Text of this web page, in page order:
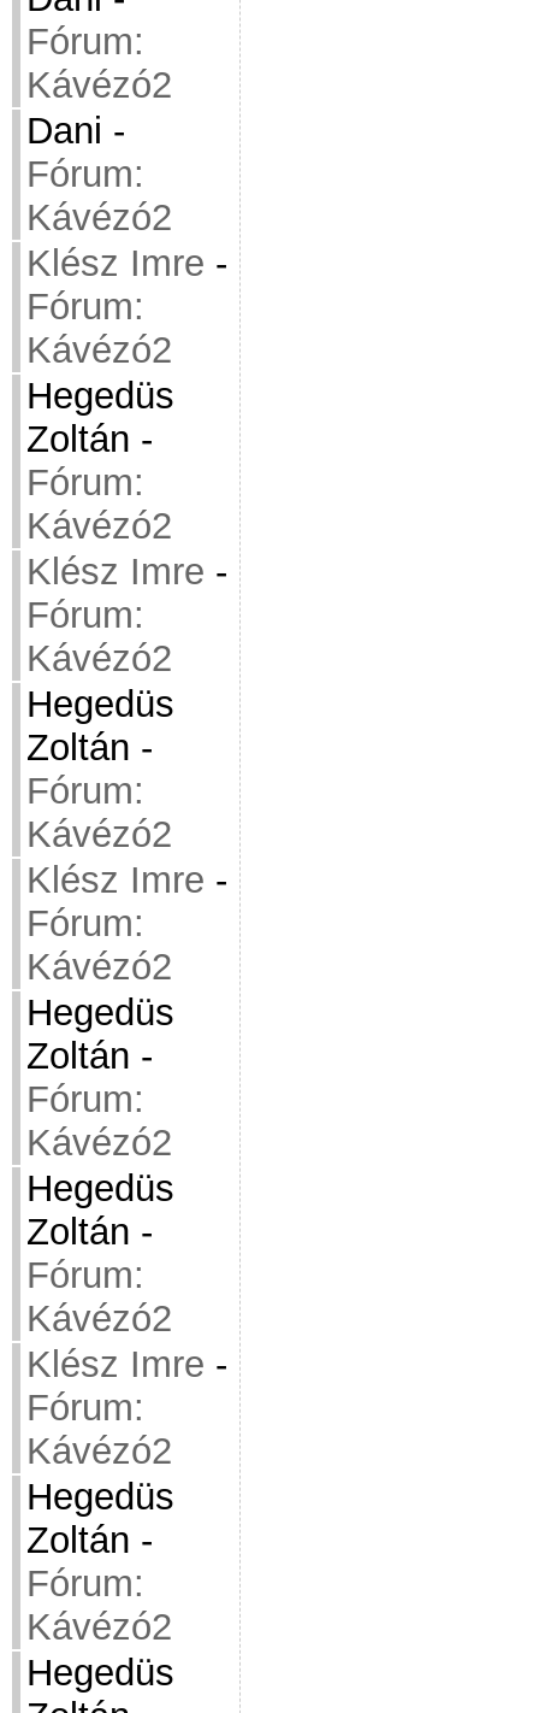
Fórum:
Kávézó2
Dani -
Fórum:
Kávézó2
Klész Imre -
Fórum:
Kávézó2
Hegedüs
Zoltán -
Fórum:
Kávézó2
Klész Imre -
Fórum:
Kávézó2
Hegedüs
Zoltán -
Fórum:
Kávézó2
Klész Imre -
Fórum:
Kávézó2
Hegedüs
Zoltán -
Fórum:
Kávézó2
Hegedüs
Zoltán -
Fórum:
Kávézó2
Klész Imre -
Fórum:
Kávézó2
Hegedüs
Zoltán -
Fórum:
Kávézó2
Hegedüs